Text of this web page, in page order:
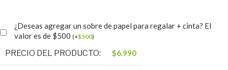
¿Deseas agregar un sobre de papel para regalar + cinta? El
valor es de $500 (+$500)
PRECIO DEL PRODUCTO: $6.990